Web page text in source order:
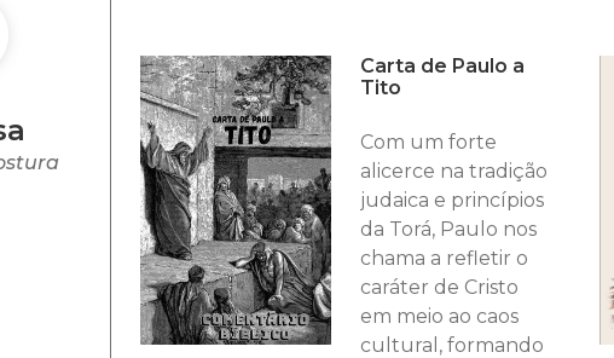
Carta de Paulo a
Tito
Com um forte
alicerce na tradição
judaica e princípios
da Torá, Paulo nos
chama a refletir o
caráter de Cristo
em meio ao caos
cultural, formando